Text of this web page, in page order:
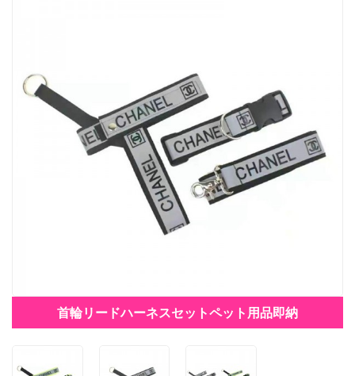
首輪リードハーネスセットペット用品即納